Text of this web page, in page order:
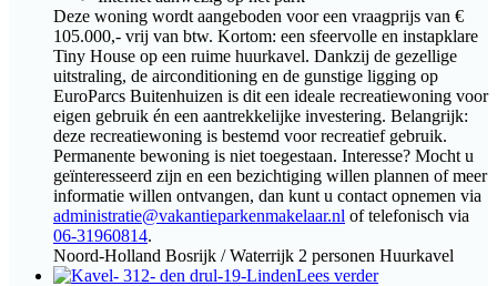
Deze woning wordt aangeboden voor een vraagprijs van €
105.000,- vrij van btw. Kortom: een sfeervolle en instapklare
Tiny House op een ruime huurkavel. Dankzij de gezellige
uitstraling, de airconditioning en de gunstige ligging op
EuroParcs Buitenhuizen is dit een ideale recreatiewoning voor
eigen gebruik én een aantrekkelijke investering. Belangrijk:
deze recreatiewoning is bestemd voor recreatief gebruik.
Permanente bewoning is niet toegestaan. Interesse? Mocht u
geïnteresseerd zijn en een bezichtiging willen plannen of meer
informatie willen ontvangen, dan kunt u contact opnemen via
administratie@vakantieparkenmakelaar.nl of telefonisch via
06-31960814.
Noord-Holland Bosrijk / Waterrijk 2 personen Huurkavel
Lees verder